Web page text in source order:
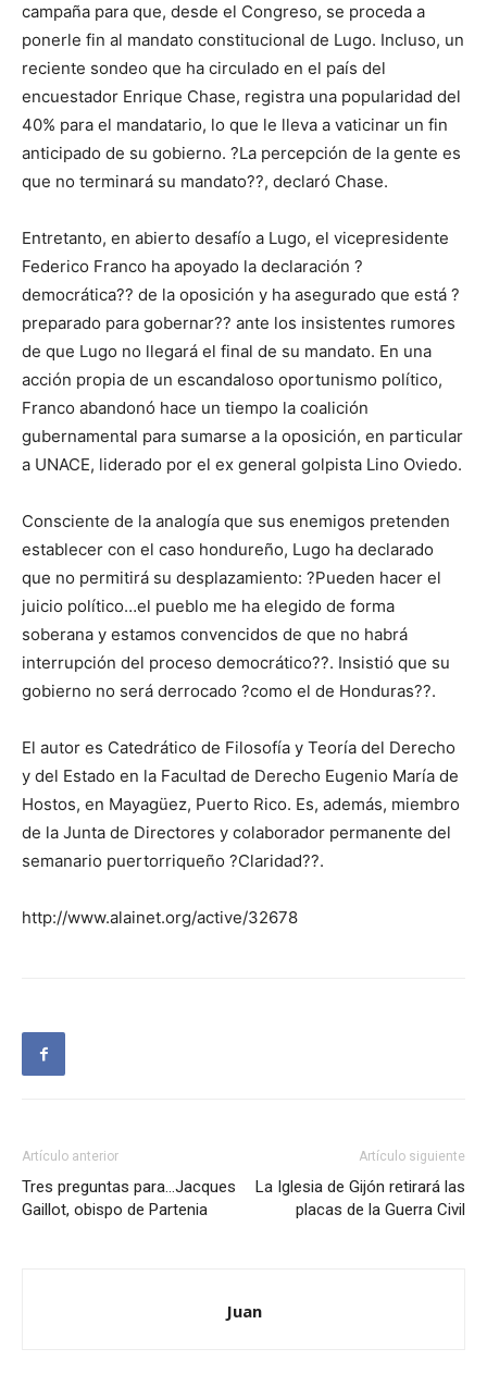
campaña para que, desde el Congreso, se proceda a
ponerle fin al mandato constitucional de Lugo. Incluso, un
reciente sondeo que ha circulado en el país del
encuestador Enrique Chase, registra una popularidad del
40% para el mandatario, lo que le lleva a vaticinar un fin
anticipado de su gobierno. ?La percepción de la gente es
que no terminará su mandato??, declaró Chase.
Entretanto, en abierto desafío a Lugo, el vicepresidente
Federico Franco ha apoyado la declaración ?
democrática?? de la oposición y ha asegurado que está ?
preparado para gobernar?? ante los insistentes rumores
de que Lugo no llegará el final de su mandato. En una
acción propia de un escandaloso oportunismo político,
Franco abandonó hace un tiempo la coalición
gubernamental para sumarse a la oposición, en particular
a UNACE, liderado por el ex general golpista Lino Oviedo.
Consciente de la analogía que sus enemigos pretenden
establecer con el caso hondureño, Lugo ha declarado
que no permitirá su desplazamiento: ?Pueden hacer el
juicio político…el pueblo me ha elegido de forma
soberana y estamos convencidos de que no habrá
interrupción del proceso democrático??. Insistió que su
gobierno no será derrocado ?como el de Honduras??.
El autor es Catedrático de Filosofía y Teoría del Derecho
y del Estado en la Facultad de Derecho Eugenio María de
Hostos, en Mayagüez, Puerto Rico. Es, además, miembro
de la Junta de Directores y colaborador permanente del
semanario puertorriqueño ?Claridad??.
http://www.alainet.org/active/32678
Artículo anterior
Tres preguntas para…Jacques
Gaillot, obispo de Partenia
Artículo siguiente
La Iglesia de Gijón retirará las
placas de la Guerra Civil
Juan